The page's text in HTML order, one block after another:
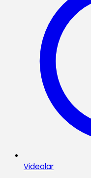
Videolar